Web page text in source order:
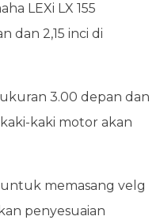
LEXi LX 155
dan 2,15 inci di
3.00 depan dan
kaki motor akan
memasang velg
penyesuaian